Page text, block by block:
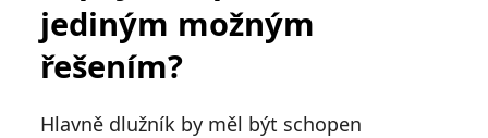
jediným možným
řešením?
Hlavně dlužník by měl být schopen